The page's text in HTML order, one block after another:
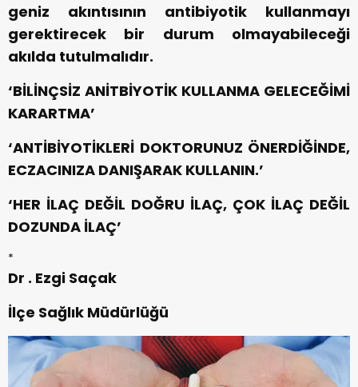
geniz akıntısının antibiyotik kullanmayı
gerektirecek bir durum olmayabileceği
akılda tutulmalıdır.
‘BİLİNÇSİZ ANİTBİYOTİK KULLANMA GELECEĞİMİ
KARARTMA’
‘ANTİBİYOTİKLERİ DOKTORUNUZ ÖNERDİĞİNDE,
ECZACINIZA DANIŞARAK KULLANIN.’
‘HER İLAÇ DEĞİL DOĞRU İLAÇ, ÇOK İLAÇ DEĞİL
DOZUNDA İLAÇ’
*
Dr . Ezgi Saçak
İlçe Sağlık Müdürlüğü